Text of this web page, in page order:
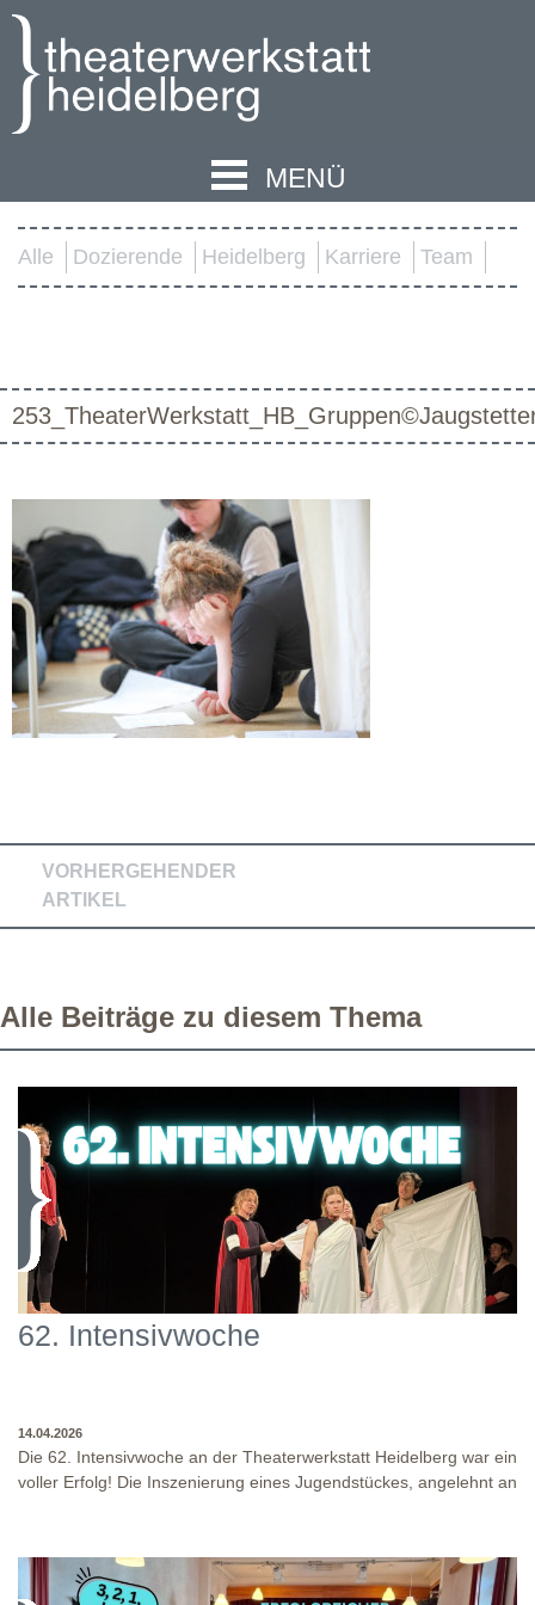
MENÜ
Alle Dozierende Heidelberg Karriere Team
VORHERGEHENDER
ARTIKEL
Alle Beiträge zu diesem Thema
62. Intensivwoche
14.04.2026
Die 62. Intensivwoche an der Theaterwerkstatt Heidelberg war ein
voller Erfolg! Die Inszenierung eines Jugendstückes, angelehnt an
Auseinandersetzung mit den Inhalten und Themen dieser Stücke
statt, sowie eine enge Zusammenarbeit in den